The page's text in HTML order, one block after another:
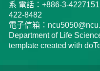
系 電話：+886-3-
422-8482
電子信箱：
Department of Life
template created with